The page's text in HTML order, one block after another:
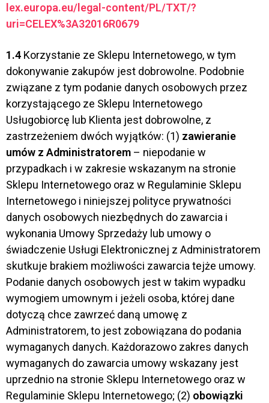
lex.europa.eu/legal-content/PL/TXT/?
uri=CELEX%3A32016R0679
1.4 Korzystanie ze Sklepu Internetowego, w tym
dokonywanie zakupów jest dobrowolne. Podobnie
związane z tym podanie danych osobowych przez
korzystającego ze Sklepu Internetowego
Usługobiorcę lub Klienta jest dobrowolne, z
zastrzeżeniem dwóch wyjątków: (1) zawieranie
umów z Administratorem – niepodanie w
przypadkach i w zakresie wskazanym na stronie
Sklepu Internetowego oraz w Regulaminie Sklepu
Internetowego i niniejszej polityce prywatności
danych osobowych niezbędnych do zawarcia i
wykonania Umowy Sprzedaży lub umowy o
świadczenie Usługi Elektronicznej z Administratorem
skutkuje brakiem możliwości zawarcia tejże umowy.
Podanie danych osobowych jest w takim wypadku
wymogiem umownym i jeżeli osoba, której dane
dotyczą chce zawrzeć daną umowę z
Administratorem, to jest zobowiązana do podania
wymaganych danych. Każdorazowo zakres danych
wymaganych do zawarcia umowy wskazany jest
uprzednio na stronie Sklepu Internetowego oraz w
Regulaminie Sklepu Internetowego; (2) obowiązki